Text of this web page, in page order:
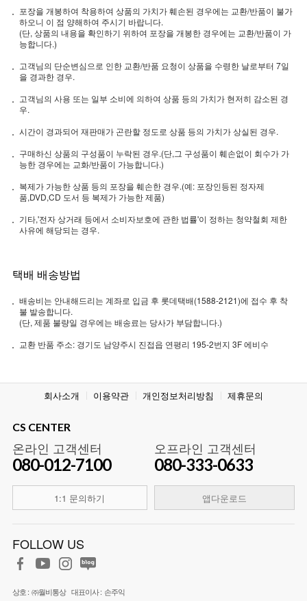
포장을 개봉하여 착용하여 상품의 가치가 훼손된 경우에는 교환/반품이 불가
하오니 이 점 양해하여 주시기 바랍니다.
(단, 상품의 내용을 확인하기 위하여 포장을 개봉한 경우에는 교환/반품이 가
능합니다.)
고객님의 단순변심으로 인한 교환/반품 요청이 상품을 수령한 날로부터 7일
을 경과한 경우.
고객님의 사용 또는 일부 소비에 의하여 상품 등의 가치가 현저히 감소된 경
우.
시간이 경과되어 재판매가 곤란할 정도로 상품 등의 가치가 상실된 경우.
구매하신 상품의 구성품이 누락된 경우.(단,그 구성품이 훼손없이 회수가 가
능한 경우에는 교화/반품이 가능합니다.)
복제가 가능한 상품 등의 포장을 훼손한 경우.(예: 포장인등된 정자제
품,DVD,CD 도서 등 복제가 가능한 제품)
기타,'전자 상거래 등에서 소비자보호에 관한 법률'이 정하는 청약철회 제한
사유에 해당되는 경우.
택배 배송방법
배송비는 안내해드리는 계좌로 입금 후 롯데택배(1588-2121)에 접수 후 착
불 발송합니다.
(단, 제품 불량일 경우에는 배송료는 당사가 부담합니다.)
교환 반품 주소: 경기도 남양주시 진접읍 연평리 195-2번지 3F 에비수
회사소개 이용약관 개인정보처리방침 제휴문의
CS CENTER
온라인 고객센터
080-012-7100
1:1 문의하기
오프라인 고객센터
080-333-0633
앱다운로드
FOLLOW US
상호 : ㈜월비통상 대표이사 : 손주익